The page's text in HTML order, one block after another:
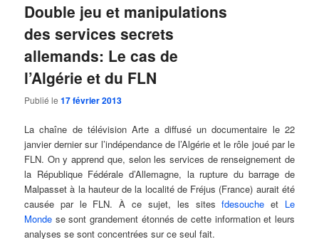
Double jeu et manipulations
des services secrets
allemands: Le cas de
l’Algérie et du FLN
Publié le17 février 2013
La chaîne de télévision Arte a diffusé un documentaire le 22
janvier dernier sur l’indépendance de l’Algérie et le rôle joué par le
FLN. On y apprend que, selon les services de renseignement de
la République Fédérale d’Allemagne, la rupture du barrage de
Malpasset à la hauteur de la localité de Fréjus (France) aurait été
causée par le FLN. À ce sujet, les sitesfdesouche et Le
Monde se sont grandement étonnés de cette information et leurs
analyses se sont concentrées sur ce seul fait.